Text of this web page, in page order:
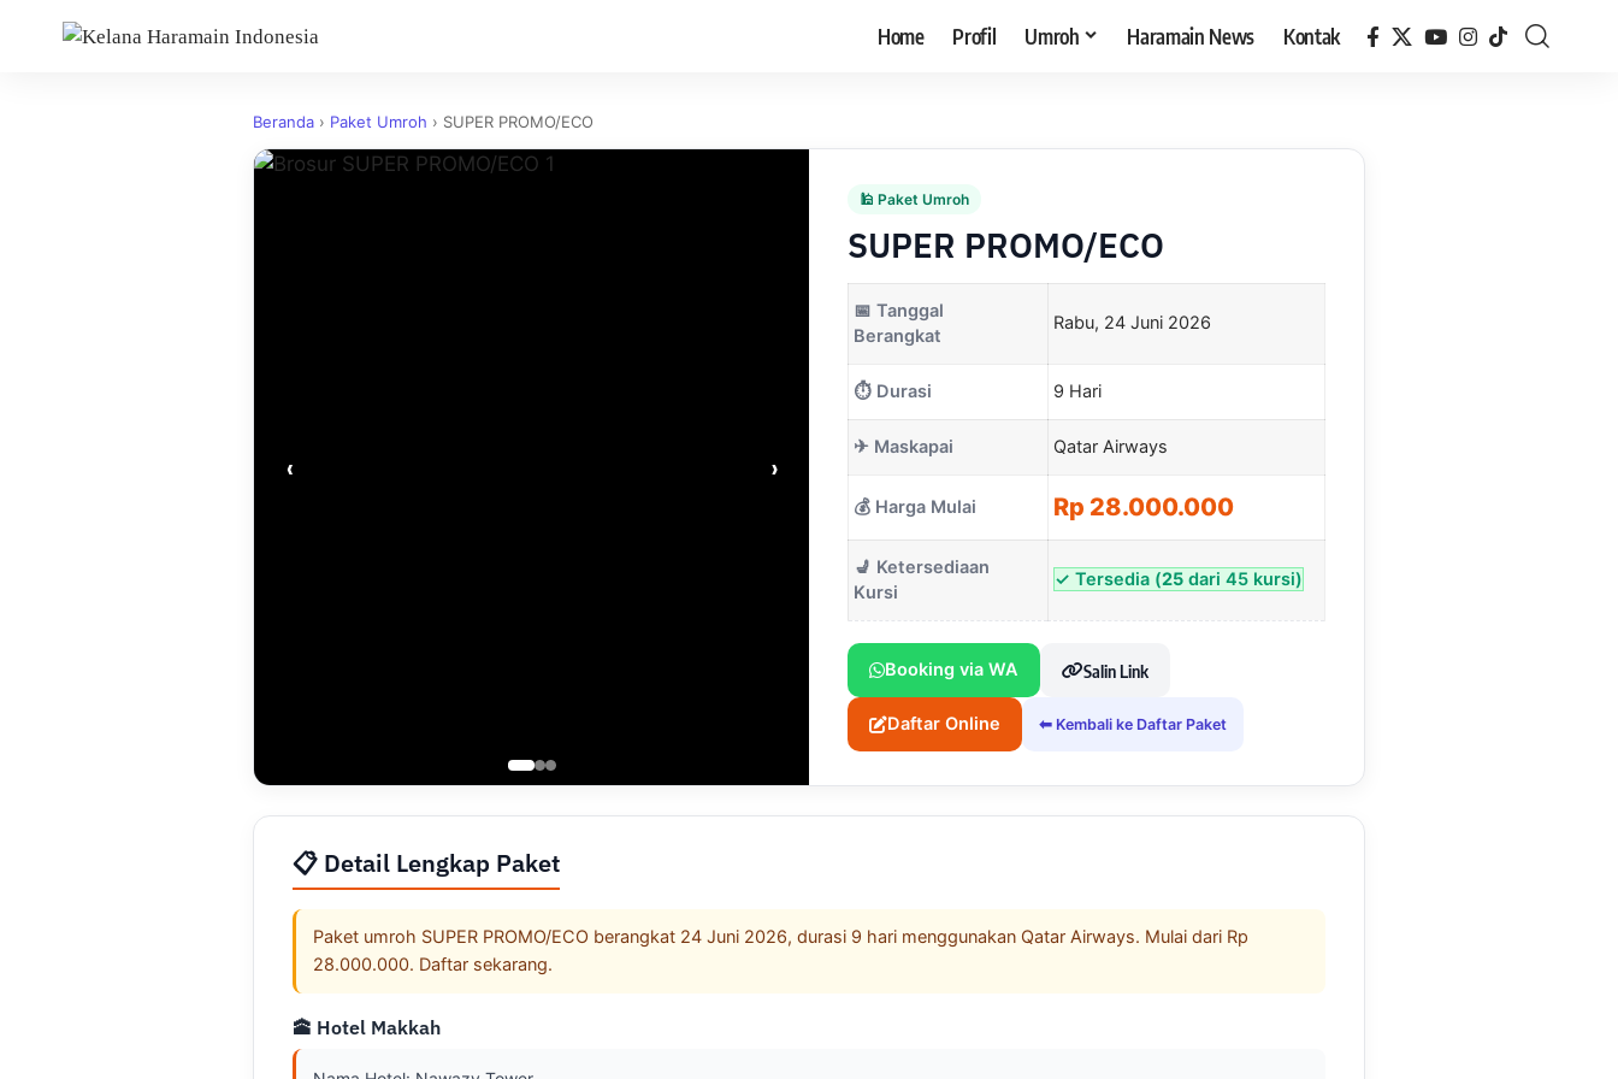
Home Profil Umroh Haramain News Kontak
Beranda › Paket Umroh › SUPER PROMO/ECO
‹ ›
🕌 Paket Umroh
SUPER PROMO/ECO
📅 Tanggal
Berangkat
Rabu, 24 Juni 2026
⏱ Durasi 9 Hari
✈ Maskapai Qatar Airways
💰 Harga Mulai Rp 28.000.000
💺 Ketersediaan
Kursi
✓ Tersedia (25 dari 45 kursi)
Booking via WA Salin Link
Daftar Online ⬅ Kembali ke Daftar Paket
📋 Detail Lengkap Paket
Paket umroh SUPER PROMO/ECO berangkat 24 Juni 2026, durasi 9 hari menggunakan Qatar Airways. Mulai dari Rp
28.000.000. Daftar sekarang.
🕋 Hotel Makkah